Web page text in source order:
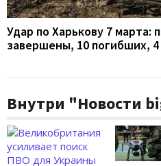
Удар по Харькову 7 марта:
завершены, 10 погибших,
Внутри "Новости